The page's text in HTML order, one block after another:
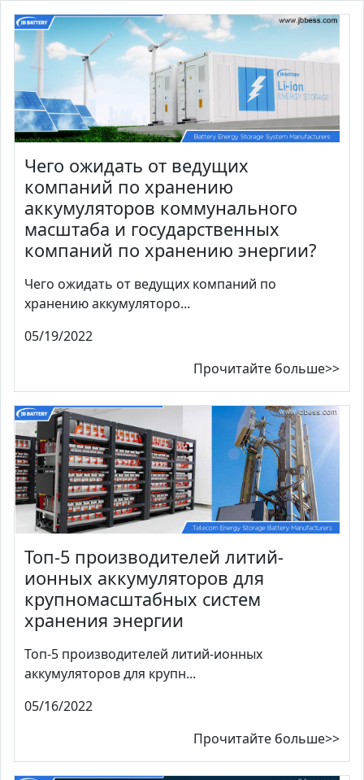
Чего ожидать от ведущих
компаний по хранению
аккумуляторов коммунального
масштаба и государственных
компаний по хранению энергии?
Чего ожидать от ведущих компаний по
хранению аккумуляторо...
05/19/2022
Прочитайте больше>>
Топ-5 производителей литий-
ионных аккумуляторов для
крупномасштабных систем
хранения энергии
Топ-5 производителей литий-ионных
аккумуляторов для крупн...
05/16/2022
Прочитайте больше>>